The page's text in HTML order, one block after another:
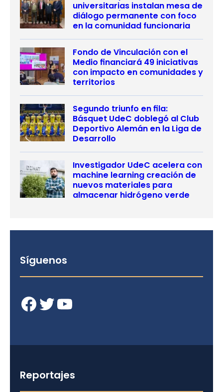
universitarias instalan mesa de
diálogo permanente con foco
en la comunidad funcionaria
Fondo de Vinculación con el
Medio financiará 49 iniciativas
con impacto en comunidades y
territorios
Segundo triunfo en fila:
Básquet UdeC doblegó al Club
Deportivo Alemán en la Liga de
Desarrollo
Investigador UdeC acelera con
machine learning creación de
nuevos materiales para
almacenar hidrógeno verde
Síguenos
Facebook Twitter YouTube
Reportajes